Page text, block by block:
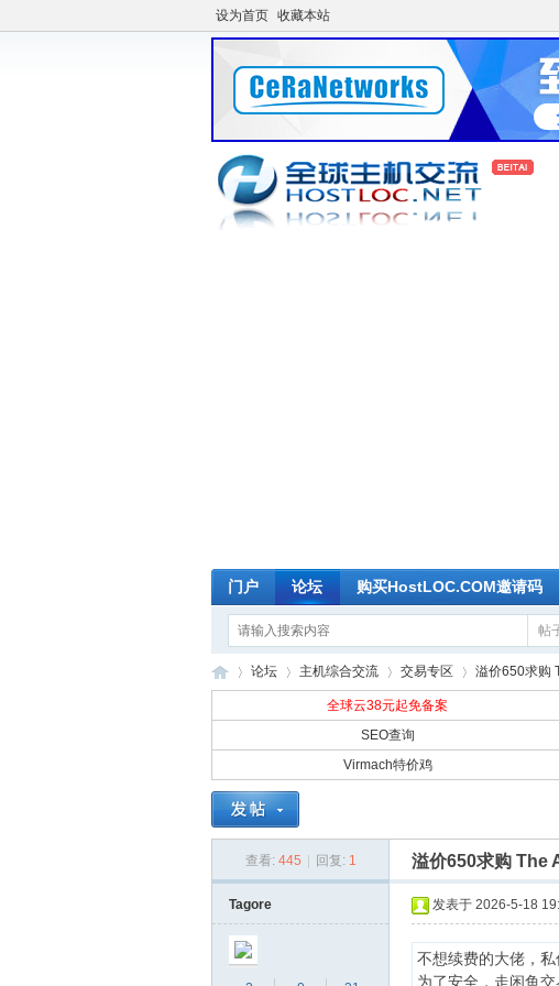
设为首页 收藏本站
门户 论坛 购买HostLOC.COM邀请码
帖
论坛 主机综合交流
›
交易专区 溢价650求购
全球云38元起免备案
SEO查询
Virmach特价鸡
查看: 445 回复: 1 溢价650求购 The
Tagore 发表于 2026-5-18
不想续费的大佬，私
为了安全，走闲鱼交